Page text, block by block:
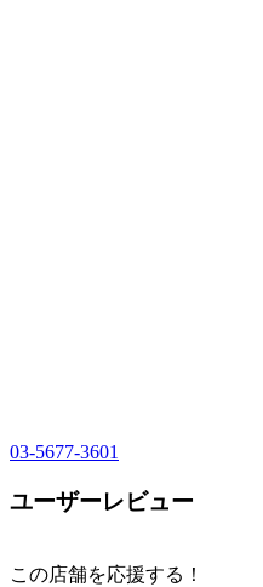
03-5677-3601
ユーザーレビュー
この店舗を応援する！